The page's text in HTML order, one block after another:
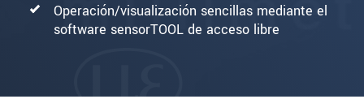
Operación/visualización sencillas mediante el
software sensorTOOL de acceso libre